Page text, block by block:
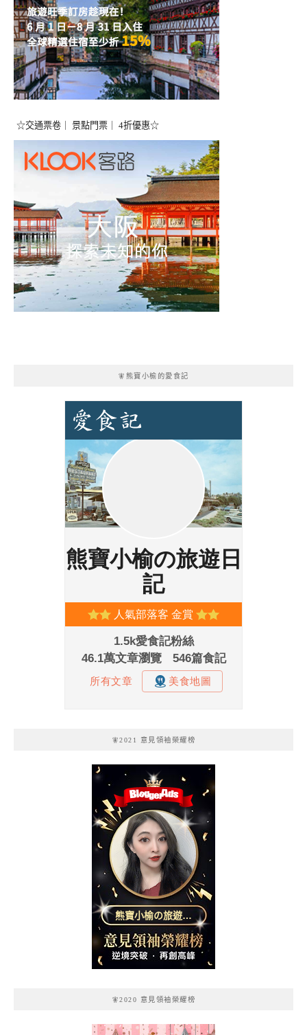
☆交通票卷｜ 景點門票｜ 4折優惠☆
🧚熊寶小榆的愛食記
🧚2021 意見領袖榮耀榜
熊寶小榆の旅遊日
記
🧚2020 意見領袖榮耀榜